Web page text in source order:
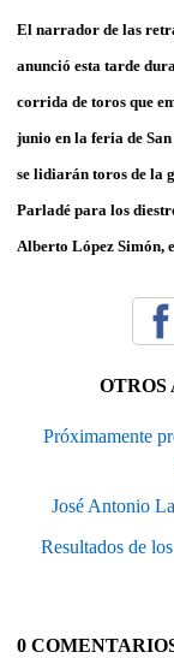
El narrador de las
anunció esta tarde
corrida de toros que
junio en la feria de
se lidiarán toros de la
Parladé para los
Alberto López Simón,
OTROS
Próximamente
José Antonio
Resultados de
0